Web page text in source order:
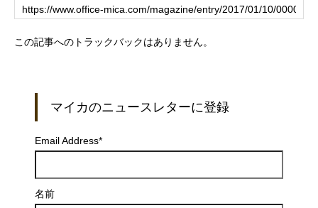
この記事へのトラックバックはありません。
マイカのニュースレターに登録
Email Address*
名前